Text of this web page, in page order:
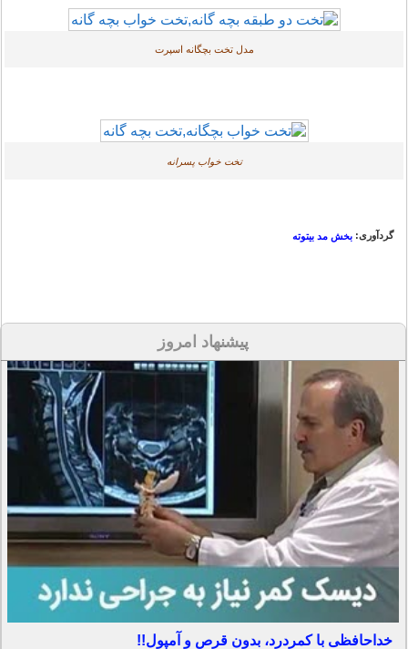
مدل تخت بچگانه اسپرت
تخت خواب پسرانه
گردآوری: بخش مد بیتوته
پیشنهاد امروز
خداحافظی با کمردرد، بدون قرص و آمپول!!